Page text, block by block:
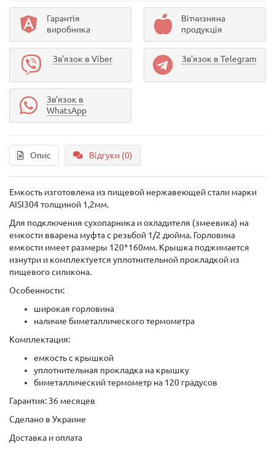
Гарантія
виробника
Вітчизняна
продукція
Зв'язок в Viber Зв'язок в Telegram
Зв'язок в
WhatsApp
Опис Відгуки (0)
Емкость изготовлена из пищевой нержавеющей стали марки
AISI304 толщиной 1,2мм.
Для подключения сухопарника и охладителя (змеевика) на
емкости вварена муфта с резьбой 1/2 дюйма. Горловина
емкости имеет размеры 120*160мм. Крышка поджимается
изнутри и комплектуется уплотнительной прокладкой из
пищевого силикона.
Особенности:
широкая горловина
наличие биметаллического термометра
Комплектация:
емкость с крышкой
уплотнительная прокладка на крышку
биметаллический термометр на 120 градусов
Гарантия: 36 месяцев
Сделано в Украине
Доставка и оплата